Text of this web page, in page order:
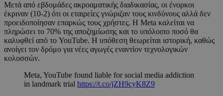
Μετά από εβδομάδες ακροαματικής διαδικασίας, οι ένορκοι
έκριναν (10-2) ότι οι εταιρείες γνώριζαν τους κινδύνους αλλά δεν
προειδοποίησαν επαρκώς τους χρήστες. Η Meta καλείται να
πληρώσει το 70% της αποζημίωσης και το υπόλοιπο ποσό θα
καλυφθεί από το YouTube. Η υπόθεση θεωρείται ιστορική, καθώς
ανοίγει τον δρόμο για νέες αγωγές εναντίον τεχνολογικών
κολοσσών.
Meta, YouTube found liable for social media addiction
in landmark trial https://t.co/jZH9cyK8Z9